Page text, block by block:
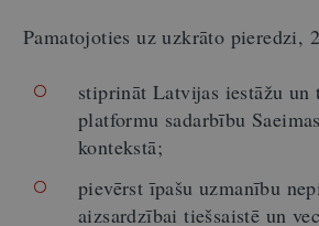
Pamatojoties uz uzkrāto pieredzi,
stiprināt Latvijas iestāžu un
platformu sadarbību
kontekstā;
pievērst īpašu uzmanību
aizsardzībai tiešsaistē un